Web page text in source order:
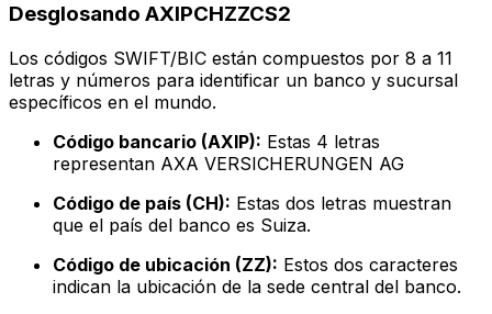
Desglosando AXIPCHZZCS2
Los códigos SWIFT/BIC están compuestos por 8 a 11
letras y números para identificar un banco y sucursal
específicos en el mundo.
Código bancario (AXIP): Estas 4 letras
representan AXA VERSICHERUNGEN AG
Código de país (CH): Estas dos letras muestran
que el país del banco es Suiza.
Código de ubicación (ZZ): Estos dos caracteres
indican la ubicación de la sede central del banco.